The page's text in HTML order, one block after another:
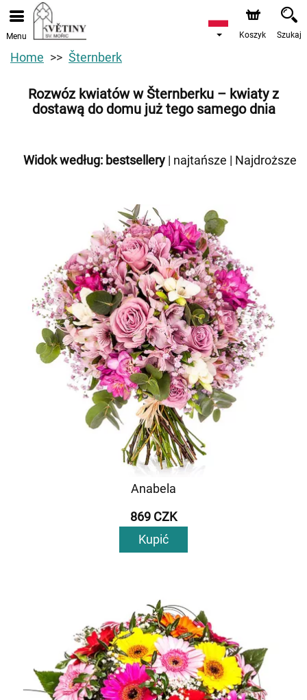
Menu Koszyk Szukaj
Home Šternberk
Rozwóz kwiatów w Šternberku – kwiaty z
dostawą do domu już tego samego dnia
Widok według: bestsellery | najtańsze | Najdroższe
Anabela
869 CZK
Kupić